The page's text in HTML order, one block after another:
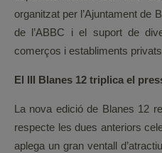
organitzat per l’Ajuntament de
de l’ABBC i el suport de
comerços i establiments
El III Blanes 12 triplica el
La nova edició de Blanes 12
respecte les dues anteriors
aplega un gran ventall